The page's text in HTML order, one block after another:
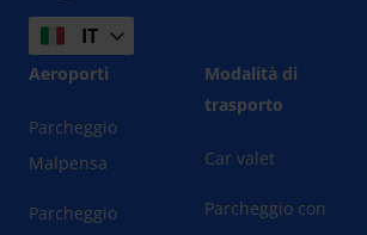
IT
Aeroporti
Parcheggio
Malpensa
Parcheggio
Modalità di
trasporto
Car valet
Parcheggio con